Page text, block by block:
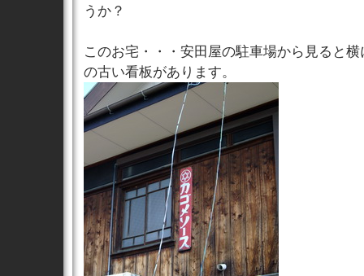
うか？
このお宅・・・安田屋の駐車場から見ると
の古い看板があります。